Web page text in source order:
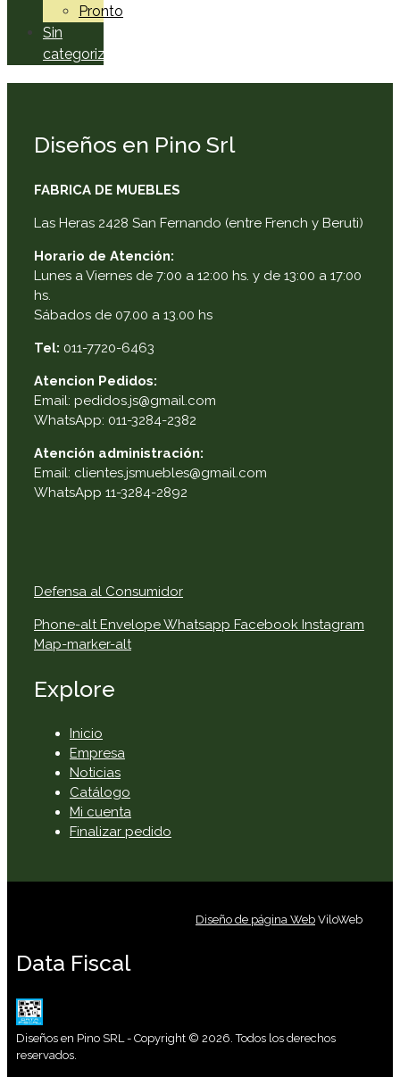
Pronto
Sin
categorizar
Diseños en Pino Srl
FABRICA DE MUEBLES
Las Heras 2428 San Fernando (entre French y Beruti)
Horario de Atención:
Lunes a Viernes de 7:00 a 12:00 hs. y de 13:00 a 17:00
hs.
Sábados de 07.00 a 13.00 hs
Tel: 011-7720-6463
Atencion Pedidos:
Email: pedidos.js@gmail.com
WhatsApp: 011-3284-2382
Atención administración:
Email: clientes.jsmuebles@gmail.com
WhatsApp 11-3284-2892
Defensa al Consumidor
Phone-alt EnvelopeWhatsapp Facebook Instagram
Map-marker-alt
Explore
Inicio
Empresa
Noticias
Catálogo
Mi cuenta
Finalizar pedido
Diseño de página Web ViloWeb
Data Fiscal
Diseños en Pino SRL - Copyright © 2026. Todos los derechos
reservados.